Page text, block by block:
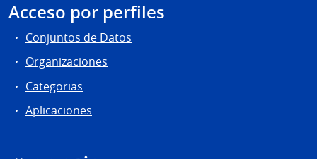
Acceso por perfiles
Conjuntos de Datos
Organizaciones
Categorias
Aplicaciones